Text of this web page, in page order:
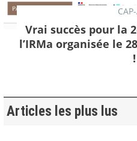
Vrai succès pour la
l’IRMa organisée le
!
Articles les plus lus